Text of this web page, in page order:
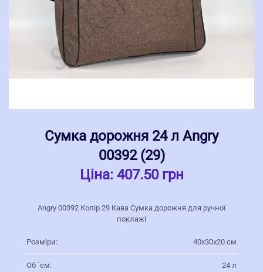
Сумка дорожня 24 л Angry
00392 (29)
Ціна: 407.50 грн
Angry 00392 Колір 29 Кава Сумка дорожня для ручної
поклажі
Розміри: 40х30х20 см
Об `єм: 24 л